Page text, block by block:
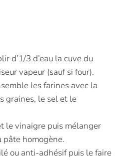
d’1/3 d’eau la cuve du
vapeur (sauf si four).
les farines avec la
graines, le sel et le
le vinaigre puis mélanger
pâte homogène.
ou anti-adhésif puis le faire